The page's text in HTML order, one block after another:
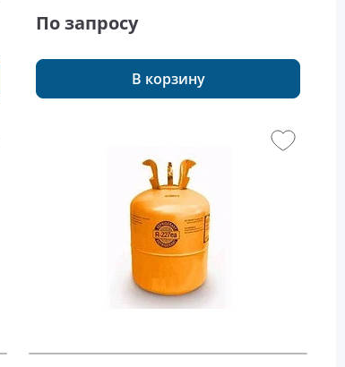
По запросу
В корзину